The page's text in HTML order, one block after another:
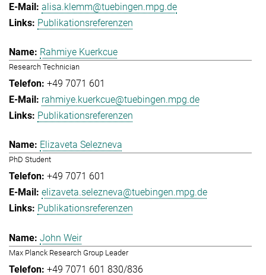
alisa.klemm@tuebingen.mpg.de
Publikationsreferenzen
Rahmiye Kuerkcue
Research Technician
+49 7071 601
rahmiye.kuerkcue@tuebingen.mpg.de
Publikationsreferenzen
Elizaveta Selezneva
PhD Student
+49 7071 601
elizaveta.selezneva@tuebingen.mpg.de
Publikationsreferenzen
John Weir
Max Planck Research Group Leader
+49 7071 601 830/836